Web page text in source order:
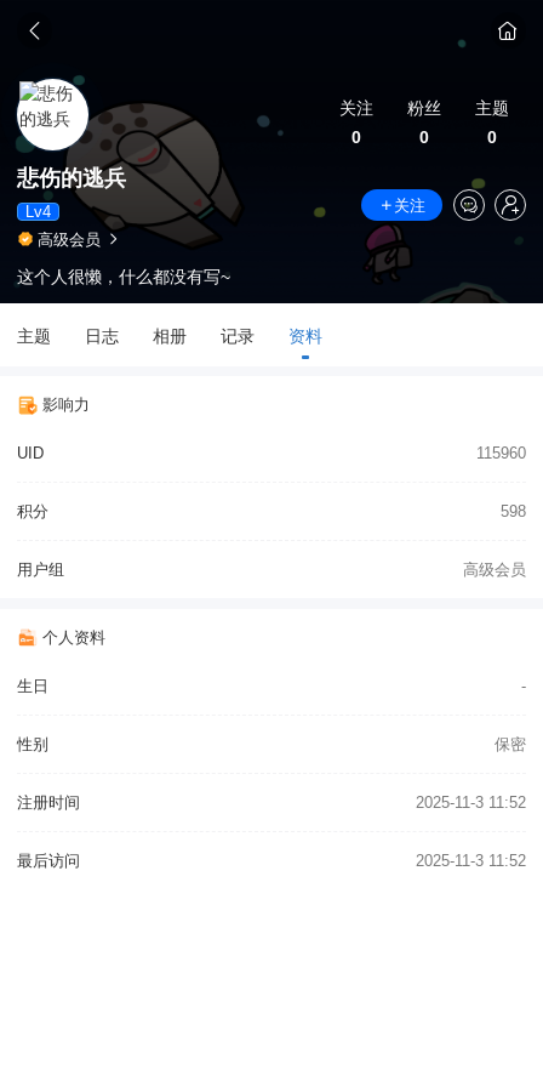
关注
0
粉丝
0
主题
0
悲伤的逃兵
Lv4
关注
高级会员
这个人很懒，什么都没有写~
主题 日志 相册 记录 资料
影响力
UID 115960
积分 598
用户组 高级会员
个人资料
生日 -
性别 保密
注册时间 2025-11-3 11:52
最后访问 2025-11-3 11:52